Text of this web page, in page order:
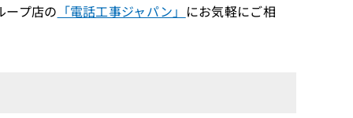
ープ店の 「電話工事ジャパン」 にお気軽にご相